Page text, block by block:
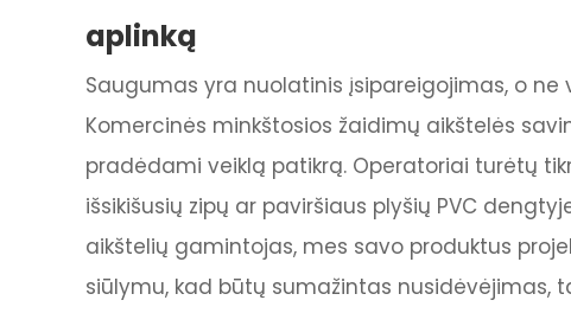
aplinką
Saugumas yra nuolatinis įsipareigojimas, o
Komercinės minkštosios žaidimų aikštelės
pradėdami veiklą patikrą. Operatoriai turėtų
išsikišusių zipų ar paviršiaus plyšių PVC
aikštelių gamintojas, mes savo produktus
siūlymu, kad būtų sumažintas nusidėvėjimas,